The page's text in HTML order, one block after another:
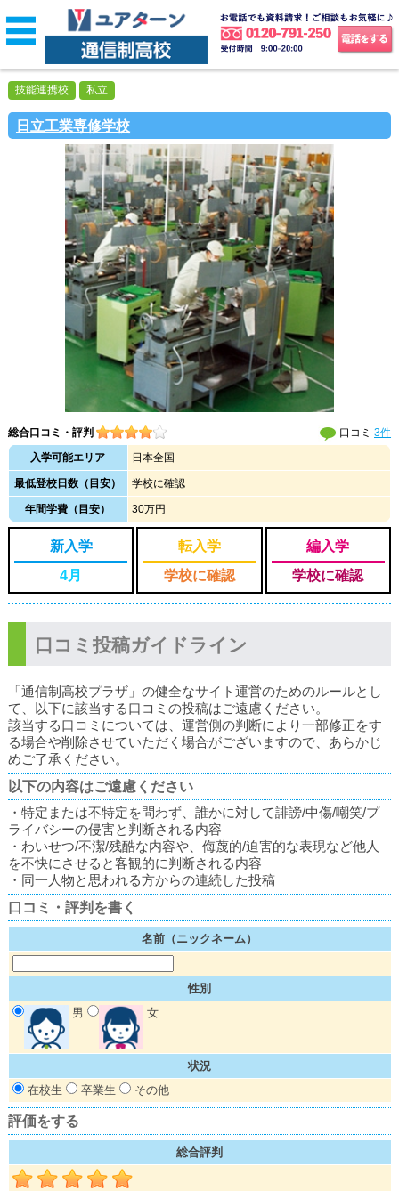
日立工業専修学校
技能連携校 私立
総合口コミ・評判 口コミ3件
入学可能エリア
日本全国
最低登校日数（目安） 学校に確認
年間学費（目安） 30万円
新入学
4月
転入学
学校に確認
編入学
学校に確認
口コミ投稿ガイドライン
「通信制高校プラザ」の健全なサイト運営のためのルールとし
て、以下に該当する口コミの投稿はご遠慮ください。
該当する口コミについては、運営側の判断により一部修正をす
る場合や削除させていただく場合がございますので、あらかじ
めご了承ください。
以下の内容はご遠慮ください
・特定または不特定を問わず、誰かに対して誹謗/中傷/嘲笑/プ
ライバシーの侵害と判断される内容
・わいせつ/不潔/残酷な内容や、侮蔑的/迫害的な表現など他人
を不快にさせると客観的に判断される内容
・同一人物と思われる方からの連続した投稿
口コミ・評判を書く
名前（ニックネーム）
性別
男
女
状況
在校生
卒業生 その他
評価をする
総合評判